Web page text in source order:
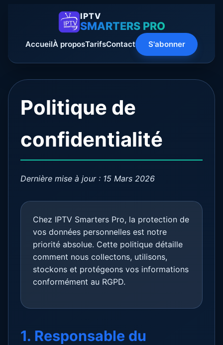
IPTV
SMARTERS PRO
AccueilÀ proposTarifsContact S'abonner
Politique de
confidentialité
Dernière mise à jour : 15 Mars 2026
Chez IPTV Smarters Pro, la protection de
vos données personnelles est notre
priorité absolue. Cette politique détaille
comment nous collectons, utilisons,
stockons et protégeons vos informations
conformément au RGPD.
1. Responsable du